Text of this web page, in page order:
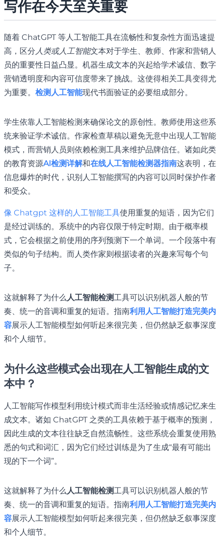
写作在今天至关重要
随着 ChatGPT 等人工智能工具在流畅性和复杂性方面迅速提
高，区分 人类或人工智能文本对于学生、教师、作家和营销人
员的重要性日益凸显。机器生成文本的兴起给学术诚信、数字
营销透明度和内容可信度带来了挑战。这使得相关工具变得尤
为重要。 检测人工智能现代书面验证的必要组成部分。
学生依靠人工智能检测来确保论文的原创性。教师使用这些系
统来验证学术诚信。作家检查草稿以避免无意中出现人工智能
模式，而营销人员则依赖检测工具来维护品牌信任。诸如此类
的教育资源AI检测详解和在线人工智能检测器指南这表明，在
信息爆炸的时代，识别人工智能撰写的内容可以同时保护作者
和受众。
像 Chatgpt 这样的人工智能工具使用重复的短语，因为它们
是经过训练的。系统中的内容仅限于特定时期。由于概率模
式，它会根据之前使用的序列预测下一个单词。一个段落中有
类似的句子结构。而人类作家则根据读者的兴趣来写每个句
子。
这就解释了为什么 人工智能检测 工具可以识别机器人般的节
奏、统一的音调和重复的短语。指南利用人工智能打造完美内
容展示人工智能模型如何听起来很完美，但仍然缺乏叙事深度
和个人细节。
为什么这些模式会出现在人工智能生成的文
本中？
人工智能写作模型利用统计模式而非生活经验或情感记忆来生
成文本。诸如 ChatGPT 之类的工具依赖于基于概率的预测，
因此生成的文本往往缺乏自然流畅性。这些系统会重复使用熟
悉的句式和词汇，因为它们经过训练是为了生成“最有可能出
现的下一个词”。
这就解释了为什么 人工智能检测 工具可以识别机器人般的节
奏、统一的音调和重复的短语。指南利用人工智能打造完美内
容展示人工智能模型如何听起来很完美，但仍然缺乏叙事深度
和个人细节。